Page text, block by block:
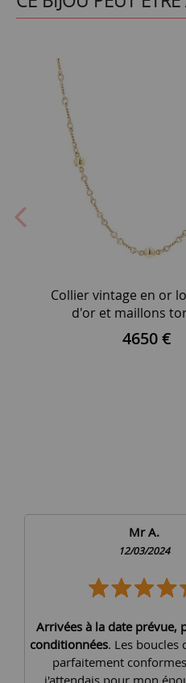
Collier vintage en or
d'or et maillons
4650 €
Mr A.
12/03/2024
Arrivées à la date prévue,
conditionnées. Les boucles
parfaitement
j'attendais pour mon